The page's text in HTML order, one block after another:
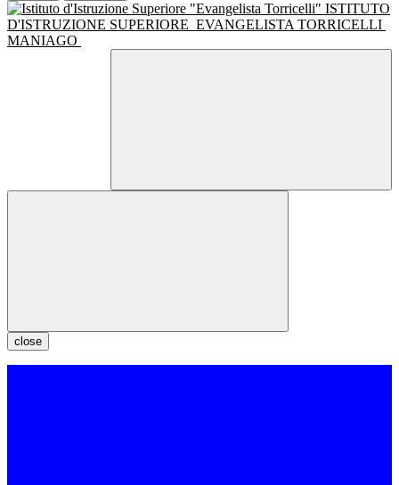
ISTITUTO
D'ISTRUZIONE SUPERIORE EVANGELISTA TORRICELLI
MANIAGO
close